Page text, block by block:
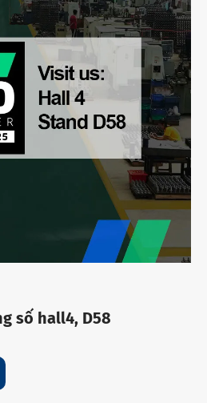
số hall4, D58